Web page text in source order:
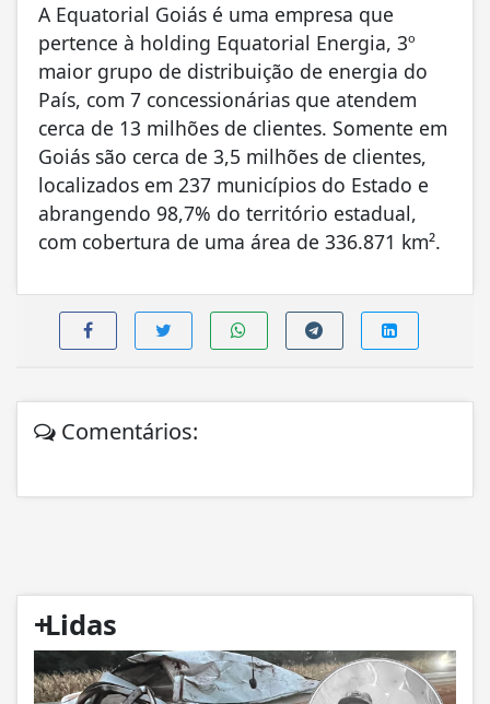
A Equatorial Goiás é uma empresa que
pertence à holding Equatorial Energia, 3º
maior grupo de distribuição de energia do
País, com 7 concessionárias que atendem
cerca de 13 milhões de clientes. Somente em
Goiás são cerca de 3,5 milhões de clientes,
localizados em 237 municípios do Estado e
abrangendo 98,7% do território estadual,
com cobertura de uma área de 336.871 km².
Comentários:
+
Lidas